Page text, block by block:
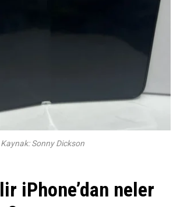
Kaynak: Sonny Dickson
iPhone’dan neler